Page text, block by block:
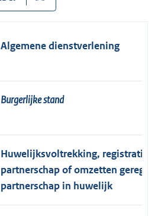
Algemene dienstverlening
Burgerlijke stand
Huwelijksvoltrekking, registratie
partnerschap of omzetten
partnerschap in huwelijk